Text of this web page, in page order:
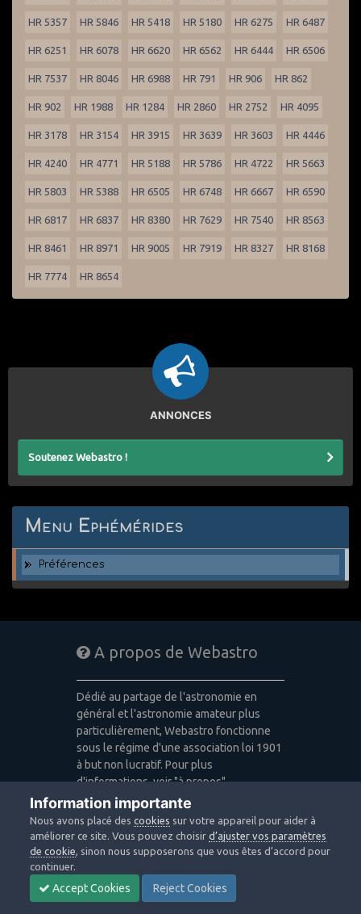
HR 5357 HR 5846 HR 5418 HR 5180 HR 6275 HR 6487
HR 6251 HR 6078 HR 6620 HR 6562 HR 6444 HR 6506
HR 7537 HR 8046 HR 6988 HR 791 HR 906 HR 862
HR 902 HR 1988 HR 1284 HR 2860 HR 2752 HR 4095
HR 3178 HR 3154 HR 3915 HR 3639 HR 3603 HR 4446
HR 4240 HR 4771 HR 5188 HR 5786 HR 4722 HR 5663
HR 5803 HR 5388 HR 6505 HR 6748 HR 6667 HR 6590
HR 6817 HR 6837 HR 8380 HR 7629 HR 7540 HR 8563
HR 8461 HR 8971 HR 9005 HR 7919 HR 8327 HR 8168
HR 7774 HR 8654
ANNONCES
Soutenez Webastro !
Menu Ephémérides
Préférences
A propos de Webastro
Dédié au partage de l'astronomie en
général et l'astronomie amateur plus
particulièrement, Webastro fonctionne
sous le régime d'une association loi 1901
à but non lucratif. Pour plus
d'informations, voir "à propos".
Publicité: pas de publicité
Icons made byFreepik,Alessio Atzeni,
Pixel Buddha,Icon Pondfrom
www.flaticon.comis licensed by CC 3.0
BY
Design images: Courtesy NASA/JPL-
Information importante
Nous avons placé descookies sur votre appareil pour aider à
améliorer ce site. Vous pouvez choisird’ajuster vos paramètres
de cookie, sinon nous supposerons que vous êtes d’accord pour
continuer.
Accept Cookies Reject Cookies